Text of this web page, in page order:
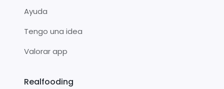
Ayuda
Tengo una idea
Valorar app
Realfooding